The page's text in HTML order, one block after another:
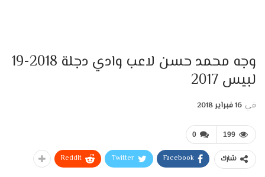
وجه محمد حسن لاعب وادي دجلة 2018-19
لبيس 2017
في 16 فبراير 2018
0 199
شارك Facebook
Twitter
ReddIt